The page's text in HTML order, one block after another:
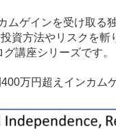
ムゲインを受け取る
資方法やリスクを
講座シリーズです。
400万円超えインカ